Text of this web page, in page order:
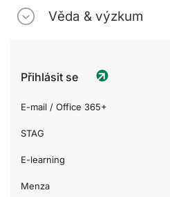
Věda & výzkum
Přihlásit se
E-mail / Office 365+
STAG
E-learning
Menza